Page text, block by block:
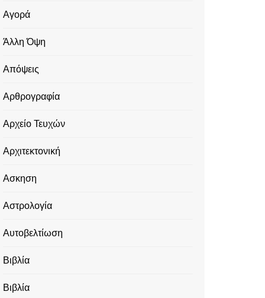
Αγορά
Άλλη Όψη
Απόψεις
Αρθρογραφία
Αρχείο Τευχών
Αρχιτεκτονική
Ασκηση
Αστρολογία
Αυτοβελτίωση
Βιβλία
Βιβλία